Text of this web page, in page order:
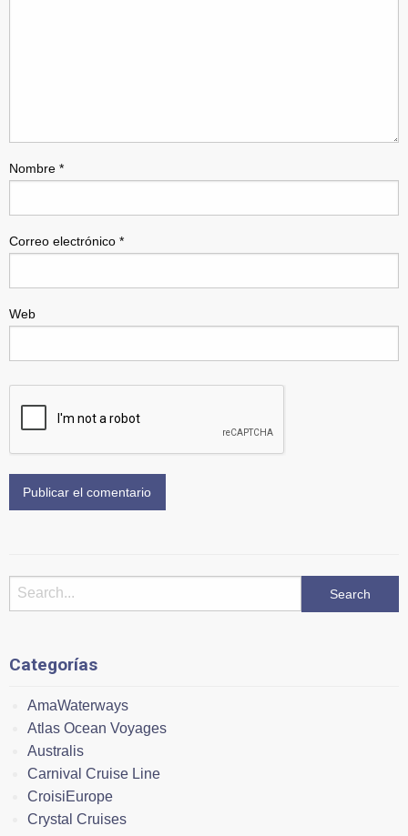
Nombre *
Correo electrónico *
Web
Categorías
AmaWaterways
Atlas Ocean Voyages
Australis
Carnival Cruise Line
CroisiEurope
Crystal Cruises